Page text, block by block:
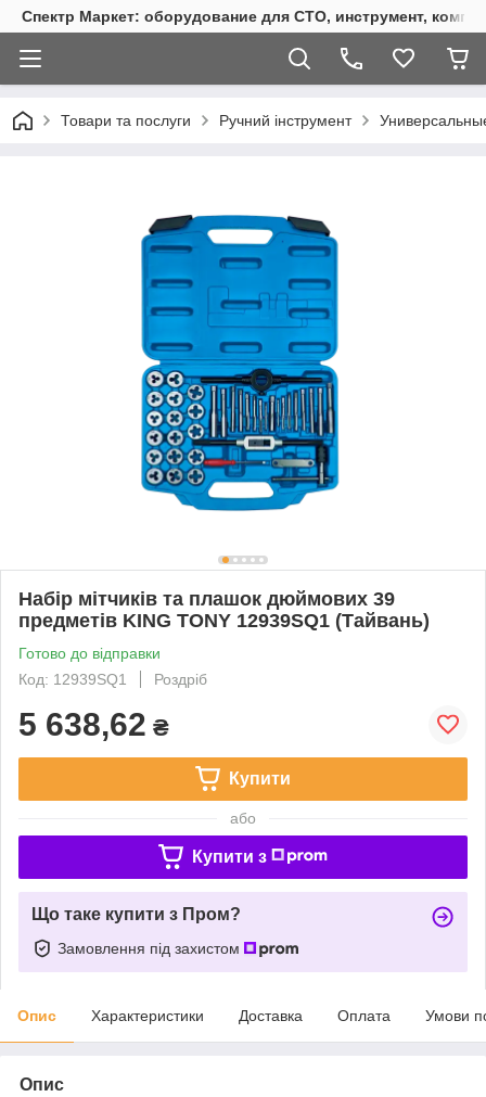
Спектр Маркет: оборудование для СТО, инструмент,
Товари та послуги Ручний інструмент
Набір мітчиків та плашок дюймових 39
предметів KING TONY 12939SQ1 (Тайвань)
Готово до відправки
Код: 12939SQ1
Роздріб
5 638,62 ₴
Купити
або
Купити з
Що таке купити з Пром?
Замовлення під захистом
Опис Характеристики Доставка Оплата Умови
Опис